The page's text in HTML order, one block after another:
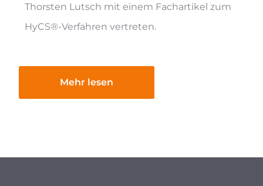
Thorsten Lutsch mit einem Fachartikel zum
HyCS®-Verfahren vertreten.
Mehr lesen